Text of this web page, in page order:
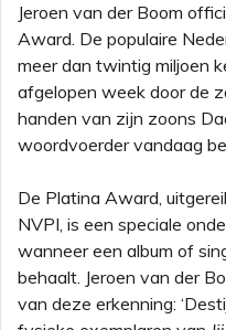
Jeroen van der Boom
Award. De populaire
meer dan twintig miljoen
afgelopen week door de
handen van zijn zoons
woordvoerder vandaag
De Platina Award,
NVPI, is een speciale
wanneer een album of
behaalt. Jeroen van der
van deze erkenning: